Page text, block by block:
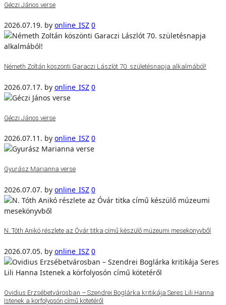
Géczi János verse
2026.07.19. by online_ISZ 0
Németh Zoltán köszönti Garaczi Lászlót 70. születésnapja alkalmából!
2026.07.17. by online_ISZ 0
Géczi János verse
2026.07.11. by online_ISZ 0
Gyurász Marianna verse
2026.07.07. by online_ISZ 0
N. Tóth Anikó részlete az Óvár titka című készülő múzeumi mesekönyvből
2026.07.05. by online_ISZ 0
Ovidius Erzsébetvárosban – Szendrei Boglárka kritikája Seres Lili Hanna
Istenek a körfolyosón című kötetéről